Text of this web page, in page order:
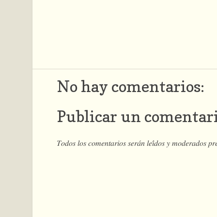
No hay comentarios:
Publicar un
𝑇𝑜𝑑𝑜𝑠 𝑙𝑜𝑠 𝑐𝑜𝑚𝑒𝑛𝑡𝑎𝑟𝑖𝑜𝑠 𝑠𝑒𝑟𝑎́𝑛 𝑙𝑒𝑖́𝑑𝑜𝑠 𝑦 𝑚𝑜𝑑𝑒𝑟𝑎𝑑𝑜𝑠